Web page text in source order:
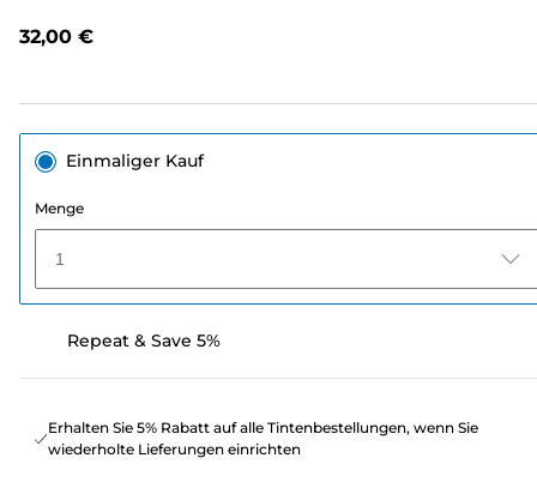
32,00 €
Einmaliger Kauf
Menge
1
Repeat & Save 5%
Erhalten Sie 5% Rabatt auf alle Tintenbestellungen, wenn Sie
wiederholte Lieferungen einrichten